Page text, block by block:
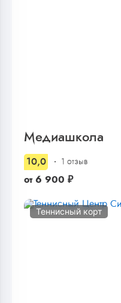
Медиашкола
10,0 1 отзыв
от 6 900 ₽
Теннисный корт